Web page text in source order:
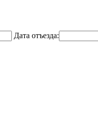
Дата отъезда: